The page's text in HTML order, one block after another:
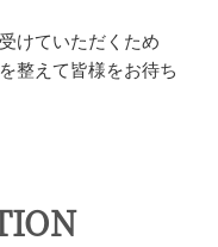
けていただくため
整えて皆様をお待ち